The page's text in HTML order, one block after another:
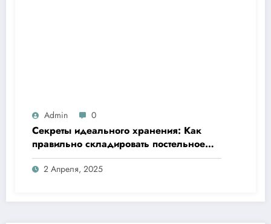
Admin 0
Секреты идеального хранения: Как
правильно складировать постельное
бельё и продлить его жизнь
2 Апреля, 2025